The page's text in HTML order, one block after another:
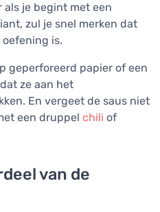
als je begint met een
zul je snel merken dat
is.
geperforeerd papier of een
ze aan het
En vergeet de saus niet
een druppel chili of
van de